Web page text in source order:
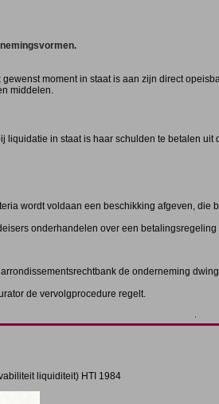
moment in staat is aan zijn direct
middelen.
liquidatie in staat is haar schulden te betalen uit
wordt voldaan een beschikking afgeven, die
onderhandelen over een betalingsregeling
de onderneming
de vervolgprocedure regelt.
liquiditeit) HTI 1984